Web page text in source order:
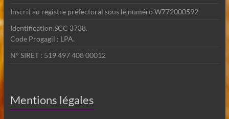
Inscrit au registre préfectoral sous le numéro W772000592
Identification SCC 3738.
Code Progagil : LPA.
N° SIRET : 519 497 408 00012
Mentions légales